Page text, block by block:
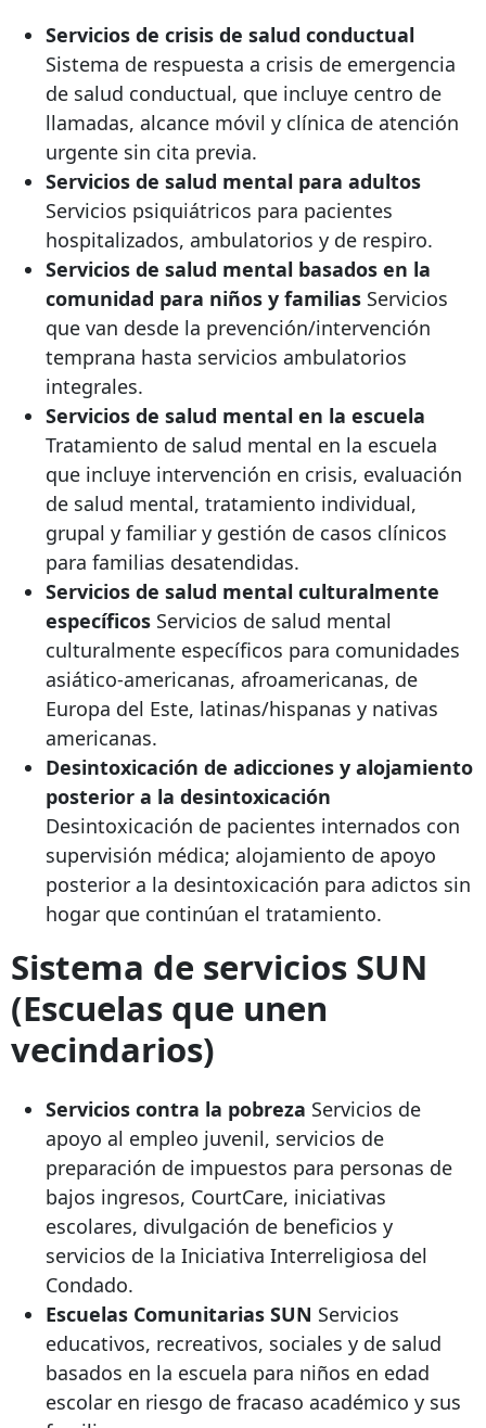
Servicios de crisis de salud conductual
Sistema de respuesta a crisis de emergencia
de salud conductual, que incluye centro de
llamadas, alcance móvil y clínica de atención
urgente sin cita previa.
Servicios de salud mental para adultos
Servicios psiquiátricos para pacientes
hospitalizados, ambulatorios y de respiro.
Servicios de salud mental basados ​​en la
comunidad para niños y familias Servicios
que van desde la prevención/intervención
temprana hasta servicios ambulatorios
integrales.
Servicios de salud mental en la escuela
Tratamiento de salud mental en la escuela
que incluye intervención en crisis, evaluación
de salud mental, tratamiento individual,
grupal y familiar y gestión de casos clínicos
para familias desatendidas.
Servicios de salud mental culturalmente
específicos Servicios de salud mental
culturalmente específicos para comunidades
asiático-americanas, afroamericanas, de
Europa del Este, latinas/hispanas y nativas
americanas.
Desintoxicación de adicciones y alojamiento
posterior a la desintoxicación
Desintoxicación de pacientes internados con
supervisión médica; alojamiento de apoyo
posterior a la desintoxicación para adictos sin
hogar que continúan el tratamiento.
Sistema de servicios SUN
(Escuelas que unen
vecindarios)
Servicios contra la pobreza Servicios de
apoyo al empleo juvenil, servicios de
preparación de impuestos para personas de
bajos ingresos, CourtCare, iniciativas
escolares, divulgación de beneficios y
servicios de la Iniciativa Interreligiosa del
Condado.
Escuelas Comunitarias SUN Servicios
educativos, recreativos, sociales y de salud
basados ​​en la escuela para niños en edad
escolar en riesgo de fracaso académico y sus